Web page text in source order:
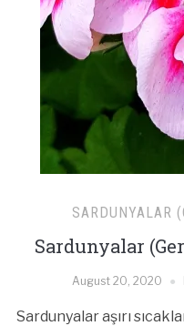
SARDUNYALAR
Sardunyalar
August 20, 2020
Sardunyalar aşırı